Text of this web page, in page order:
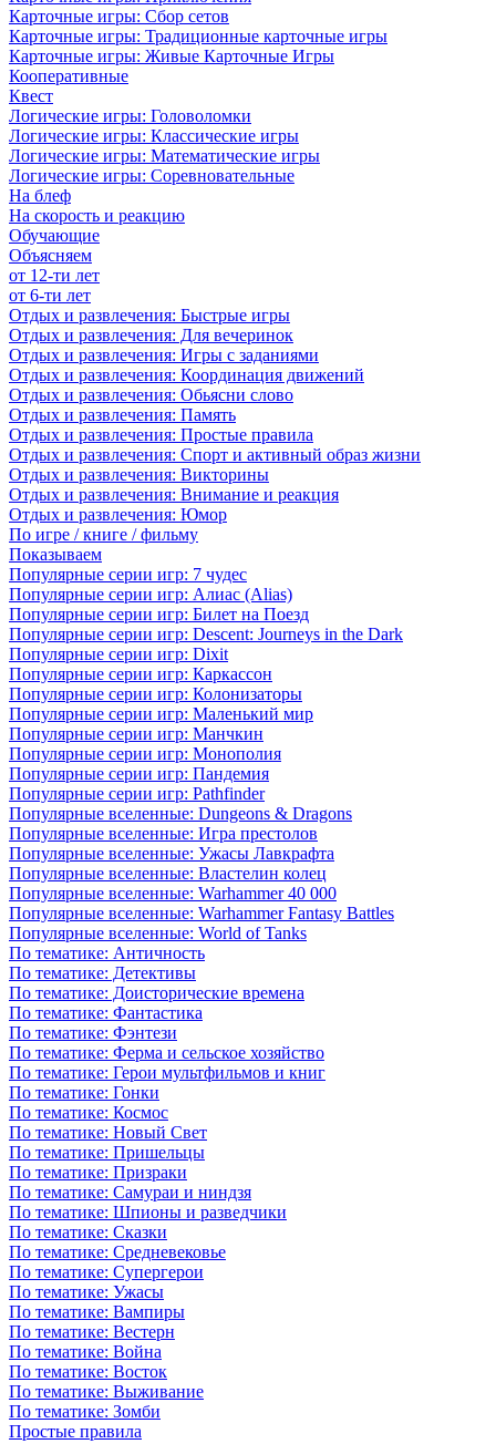
Карточные игры: Сбор сетов
Карточные игры: Традиционные карточные игры
Карточные игры: Живые Карточные Игры
Кооперативные
Квест
Логические игры: Головоломки
Логические игры: Классические игры
Логические игры: Математические игры
Логические игры: Соревновательные
На блеф
На скорость и реакцию
Обучающие
Объясняем
от 12-ти лет
от 6-ти лет
Отдых и развлечения: Быстрые игры
Отдых и развлечения: Для вечеринок
Отдых и развлечения: Игры с заданиями
Отдых и развлечения: Координация движений
Отдых и развлечения: Обьясни слово
Отдых и развлечения: Память
Отдых и развлечения: Простые правила
Отдых и развлечения: Спорт и активный образ жизни
Отдых и развлечения: Викторины
Отдых и развлечения: Внимание и реакция
Отдых и развлечения: Юмор
По игре / книге / фильму
Показываем
Популярные серии игр: 7 чудес
Популярные серии игр: Алиас (Alias)
Популярные серии игр: Билет на Поезд
Популярные серии игр: Descent: Journeys in the Dark
Популярные серии игр: Dixit
Популярные серии игр: Каркассон
Популярные серии игр: Колонизаторы
Популярные серии игр: Маленький мир
Популярные серии игр: Манчкин
Популярные серии игр: Монополия
Популярные серии игр: Пандемия
Популярные серии игр: Pathfinder
Популярные вселенные: Dungeons & Dragons
Популярные вселенные: Игра престолов
Популярные вселенные: Ужасы Лавкрафта
Популярные вселенные: Властелин колец
Популярные вселенные: Warhammer 40 000
Популярные вселенные: Warhammer Fantasy Battles
Популярные вселенные: World of Tanks
По тематике: Античность
По тематике: Детективы
По тематике: Доисторические времена
По тематике: Фантастика
По тематике: Фэнтези
По тематике: Ферма и сельское хозяйство
По тематике: Герои мультфильмов и книг
По тематике: Гонки
По тематике: Космос
По тематике: Новый Свет
По тематике: Пришельцы
По тематике: Призраки
По тематике: Самураи и ниндзя
По тематике: Шпионы и разведчики
По тематике: Сказки
По тематике: Средневековье
По тематике: Супергерои
По тематике: Ужасы
По тематике: Вампиры
По тематике: Вестерн
По тематике: Война
По тематике: Восток
По тематике: Выживание
По тематике: Зомби
Простые правила